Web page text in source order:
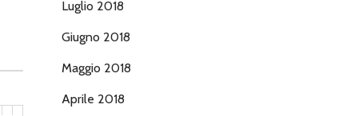
Luglio 2018
Giugno 2018
Maggio 2018
Aprile 2018